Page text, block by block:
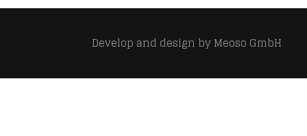
Develop and design byMeoso GmbH